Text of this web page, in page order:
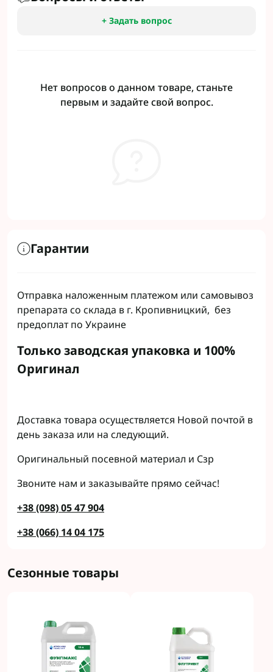
+ Задать вопрос
Нет вопросов о данном товаре, станьте
первым и задайте свой вопрос.
Гарантии
Отправка наложенным платежом или самовывоз
препарата со склада в г. Кропивницкий, без
предоплат по Украине
Только заводская упаковка и 100%
Оригинал
Доставка товара осуществляется Новой почтой в
день заказа или на следующий.
Оригинальный посевной материал и Сзр
Звоните нам и заказывайте прямо сейчас!
+38 (098) 05 47 904
+38 (066) 14 04 175
Сезонные товары